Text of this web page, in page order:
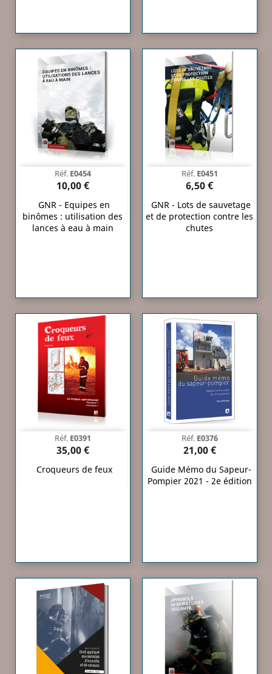
Réf. E0454
10,00 €
GNR - Equipes en
binômes : utilisation des
lances à eau à main
Réf. E0451
6,50 €
GNR - Lots de sauvetage
et de protection contre les
chutes
Réf. E0391
35,00 €
Croqueurs de feux
Réf. E0376
21,00 €
Guide Mémo du Sapeur-
Pompier 2021 - 2e édition